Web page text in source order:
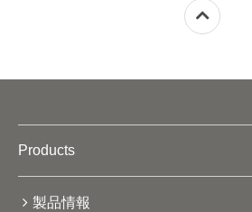
Products
製品情報